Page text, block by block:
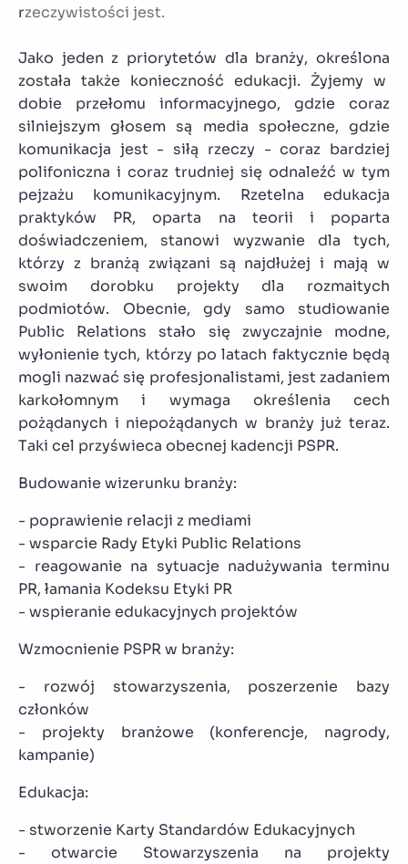
rzeczywistości jest.
Jako jeden z priorytetów dla branży, określona
została także konieczność edukacji. Żyjemy w
dobie przełomu informacyjnego, gdzie coraz
silniejszym głosem są media społeczne, gdzie
komunikacja jest - siłą rzeczy - coraz bardziej
polifoniczna i coraz trudniej się odnaleźć w tym
pejzażu komunikacyjnym. Rzetelna edukacja
praktyków PR, oparta na teorii i poparta
doświadczeniem, stanowi wyzwanie dla tych,
którzy z branżą związani są najdłużej i mają w
swoim dorobku projekty dla rozmaitych
podmiotów. Obecnie, gdy samo studiowanie
Public Relations stało się zwyczajnie modne,
wyłonienie tych, którzy po latach faktycznie będą
mogli nazwać się profesjonalistami, jest zadaniem
karkołomnym i wymaga określenia cech
pożądanych i niepożądanych w branży już teraz.
Taki cel przyświeca obecnej kadencji PSPR.
Budowanie wizerunku branży:
- poprawienie relacji z mediami
- wsparcie Rady Etyki Public Relations
- reagowanie na sytuacje nadużywania terminu
PR, łamania Kodeksu Etyki PR
- wspieranie edukacyjnych projektów
Wzmocnienie PSPR w branży:
- rozwój stowarzyszenia, poszerzenie bazy
członków
- projekty branżowe (konferencje, nagrody,
kampanie)
Edukacja:
- stworzenie Karty Standardów Edukacyjnych
- otwarcie Stowarzyszenia na projekty